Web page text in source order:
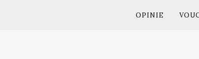
OPINIE